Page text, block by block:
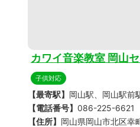
カワイ音楽教室 岡山
子供対応
【最寄駅】 岡山駅、岡山駅前
【電話番号】 086-225-6621
【住所】 岡山県岡山市北区幸